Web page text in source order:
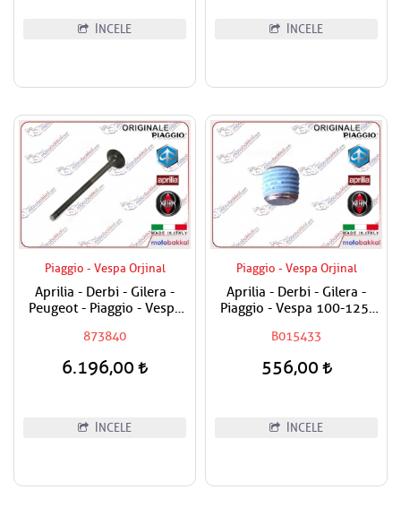
İNCELE İNCELE
Piaggio - Vespa Orjinal
Aprilia - Derbi - Gilera -
Peugeot - Piaggio - Vespa
Adet Fiyat
873840
6.196,00
İNCELE
Piaggio - Vespa Orjinal
Aprilia - Derbi - Gilera -
Piaggio - Vespa 100-125-
500-800-850 Karter Tapası
B015433
556,00
İNCELE